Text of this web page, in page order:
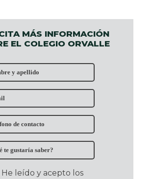
MÁS INFORMACIÓN
EL COLEGIO ORVALLE
He leído y acepto los